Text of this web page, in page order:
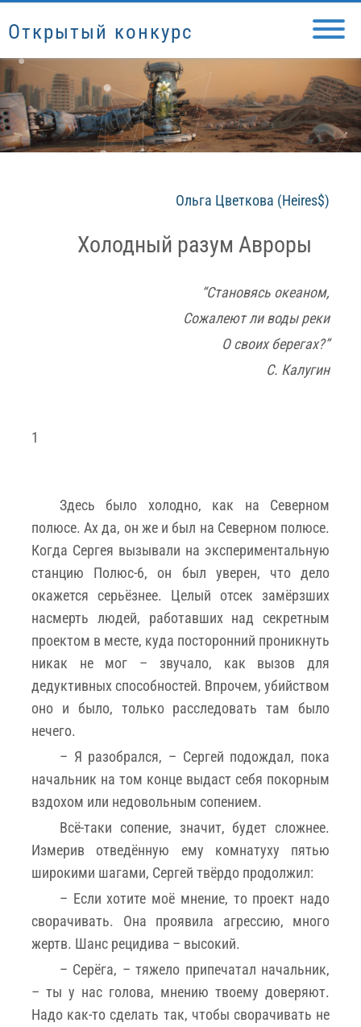
Открытый конкурс
Ольга Цветкова (Heires$)
Холодный разум Авроры
“Становясь океаном,
Сожалеют ли воды реки
О своих берегах?”
С. Калугин
1
Здесь было холодно, как на Северном
полюсе. Ах да, он же и был на Северном полюсе.
Когда Сергея вызывали на экспериментальную
станцию Полюс-6, он был уверен, что дело
окажется серьёзнее. Целый отсек замёрзших
насмерть людей, работавших над секретным
проектом в месте, куда посторонний проникнуть
никак не мог – звучало, как вызов для
дедуктивных способностей. Впрочем, убийством
оно и было, только расследовать там было
нечего.
– Я разобрался, – Сергей подождал, пока
начальник на том конце выдаст себя покорным
вздохом или недовольным сопением.
Всё-таки сопение, значит, будет сложнее.
Измерив отведённую ему комнатуху пятью
широкими шагами, Сергей твёрдо продолжил:
– Если хотите моё мнение, то проект надо
сворачивать. Она проявила агрессию, много
жертв. Шанс рецидива – высокий.
– Серёга, – тяжело припечатал начальник,
– ты у нас голова, мнению твоему доверяют.
Надо как-то сделать так, чтобы сворачивать не